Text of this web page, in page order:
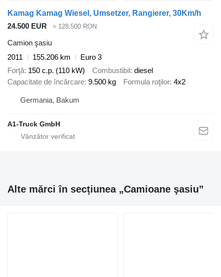
Kamag Kamag Wiesel, Umsetzer, Rangierer, 30Km/h
24.500 EUR
≈ 128.500 RON
Camion şasiu
2011
155.206 km
Euro 3
Forţă 150 c.p. (110 kW) Combustibil diesel
Capacitate de încărcare 9.500 kg Formula roţilor 4x2
Germania, Bakum
A1-Truck GmbH
Alte mărci în secțiunea „Camioane şasiu”